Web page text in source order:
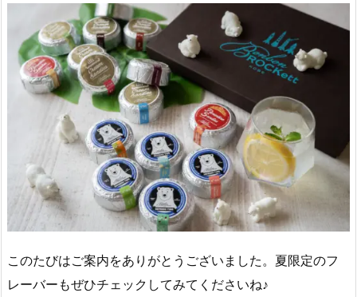
このたびはご案内をありがとうございました。夏限定のフ
レーバーもぜひチェックしてみてくださいね♪